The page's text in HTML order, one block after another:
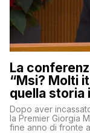
La
“Msi? Molti
quella storia
al 25 aprile”
Dopo aver
la Premier Giorgia
fine anno di fronte